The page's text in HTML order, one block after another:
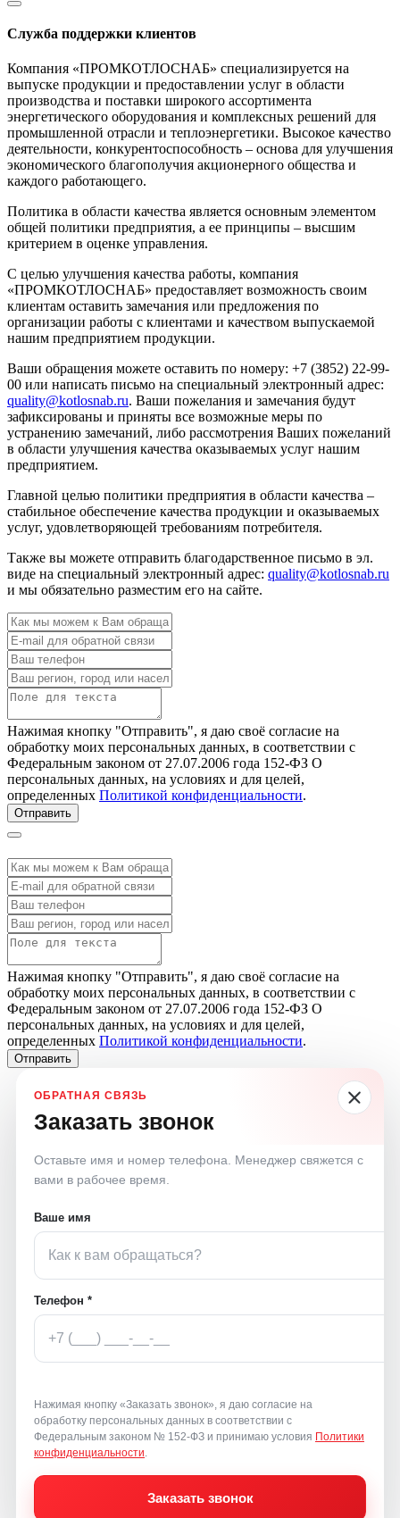
Служба поддержки клиентов
Компания «ПРОМКОТЛОСНАБ» специализируется на
выпуске продукции и предоставлении услуг в области
производства и поставки широкого ассортимента
энергетического оборудования и комплексных решений для
промышленной отрасли и теплоэнергетики. Высокое качество
деятельности, конкурентоспособность – основа для улучшения
экономического благополучия акционерного общества и
каждого работающего.
Политика в области качества является основным элементом
общей политики предприятия, а ее принципы – высшим
критерием в оценке управления.
С целью улучшения качества работы, компания
«ПРОМКОТЛОСНАБ» предоставляет возможность своим
клиентам оставить замечания или предложения по
организации работы с клиентами и качеством выпускаемой
нашим предприятием продукции.
Ваши обращения можете оставить по номеру: +7 (3852) 22-99-
00 или написать письмо на специальный электронный адрес:
quality@kotlosnab.ru. Ваши пожелания и замечания будут
зафиксированы и приняты все возможные меры по
устранению замечаний, либо рассмотрения Ваших пожеланий
в области улучшения качества оказываемых услуг нашим
предприятием.
Главной целью политики предприятия в области качества –
стабильное обеспечение качества продукции и оказываемых
услуг, удовлетворяющей требованиям потребителя.
Также вы можете отправить благодарственное письмо в эл.
виде на специальный электронный адрес: quality@kotlosnab.ru
и мы обязательно разместим его на сайте.
Нажимая кнопку "Отправить", я даю своё согласие на
обработку моих персональных данных, в соответствии с
Федеральным законом от 27.07.2006 года 152-ФЗ О
персональных данных, на условиях и для целей,
определенных Политикой конфиденциальности.
Отправить
Нажимая кнопку "Отправить", я даю своё согласие на
обработку моих персональных данных, в соответствии с
Федеральным законом от 27.07.2006 года 152-ФЗ О
персональных данных, на условиях и для целей,
определенных Политикой конфиденциальности.
Отправить
Заказать звонок
Оставьте имя и номер телефона. Менеджер свяжется с
вами в рабочее время.
Ваше имя
Телефон *
Нажимая кнопку «Заказать звонок», я даю согласие на
обработку персональных данных в соответствии с
Федеральным законом № 152-ФЗ и принимаю условия Политики
конфиденциальности
Заказать звонок